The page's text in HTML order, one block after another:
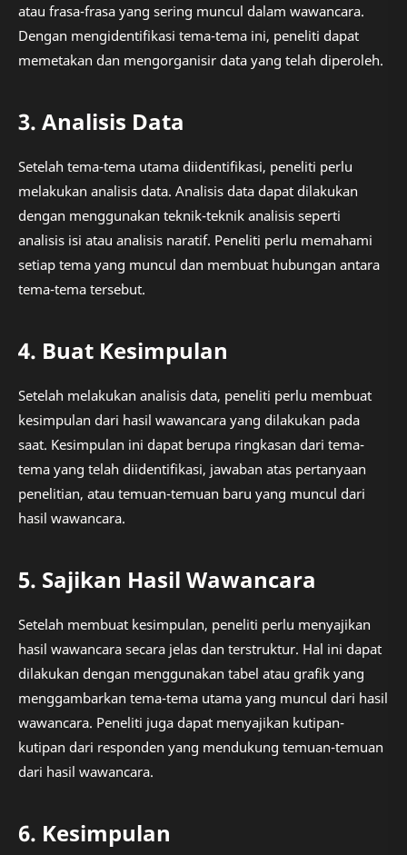
atau frasa-frasa yang sering muncul dalam wawancara.
Dengan mengidentifikasi tema-tema ini, peneliti dapat
memetakan dan mengorganisir data yang telah diperoleh.
3. Analisis Data
Setelah tema-tema utama diidentifikasi, peneliti perlu
melakukan analisis data. Analisis data dapat dilakukan
dengan menggunakan teknik-teknik analisis seperti
analisis isi atau analisis naratif. Peneliti perlu memahami
setiap tema yang muncul dan membuat hubungan antara
tema-tema tersebut.
4. Buat Kesimpulan
Setelah melakukan analisis data, peneliti perlu membuat
kesimpulan dari hasil wawancara yang dilakukan pada
saat. Kesimpulan ini dapat berupa ringkasan dari tema-
tema yang telah diidentifikasi, jawaban atas pertanyaan
penelitian, atau temuan-temuan baru yang muncul dari
hasil wawancara.
5. Sajikan Hasil Wawancara
Setelah membuat kesimpulan, peneliti perlu menyajikan
hasil wawancara secara jelas dan terstruktur. Hal ini dapat
dilakukan dengan menggunakan tabel atau grafik yang
menggambarkan tema-tema utama yang muncul dari hasil
wawancara. Peneliti juga dapat menyajikan kutipan-
kutipan dari responden yang mendukung temuan-temuan
dari hasil wawancara.
6. Kesimpulan